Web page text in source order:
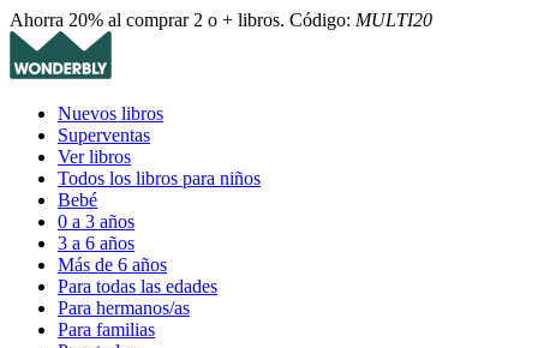
Ahorra 20% al comprar 2 o + libros. Código: MULTI20
Nuevos libros
Superventas
Ver libros
Todos los libros para niños
Bebé
0 a 3 años
3 a 6 años
Más de 6 años
Para todas las edades
Para hermanos/as
Para familias